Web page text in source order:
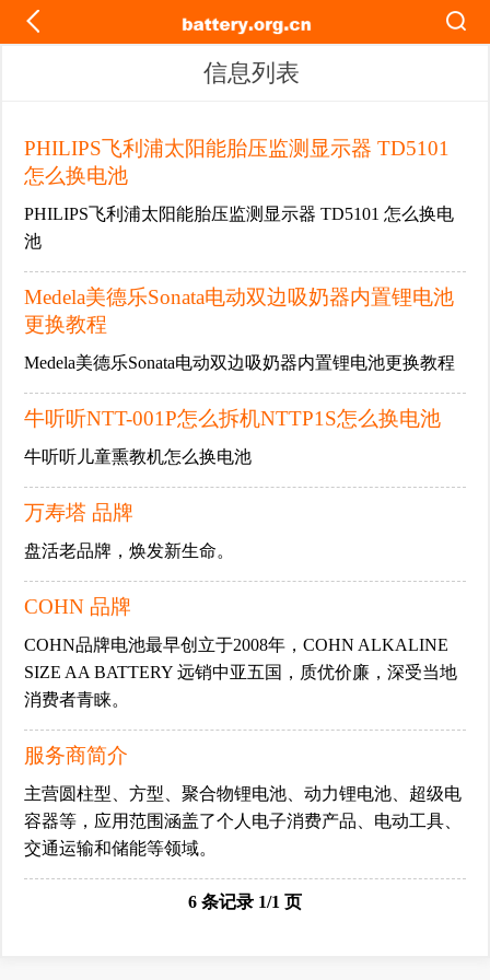
信息列表
PHILIPS飞利浦太阳能胎压监测显示器 TD5101
怎么换电池
PHILIPS飞利浦太阳能胎压监测显示器 TD5101 怎么换电
池
Medela美德乐Sonata电动双边吸奶器内置锂电池
更换教程
Medela美德乐Sonata电动双边吸奶器内置锂电池更换教程
牛听听NTT-001P怎么拆机NTTP1S怎么换电池
牛听听儿童熏教机怎么换电池
万寿塔 品牌
盘活老品牌，焕发新生命。
COHN 品牌
COHN品牌电池最早创立于2008年，COHN ALKALINE
SIZE AA BATTERY 远销中亚五国，质优价廉，深受当地
消费者青睐。
服务商简介
主营圆柱型、方型、聚合物锂电池、动力锂电池、超级电
容器等，应用范围涵盖了个人电子消费产品、电动工具、
交通运输和储能等领域。
6 条记录 1/1 页